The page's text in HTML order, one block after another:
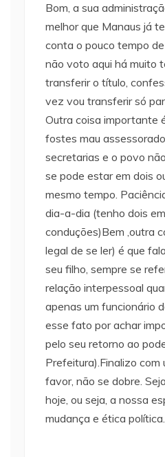
Bom, a sua
melhor que Manaus já
conta o pouco tempo
não voto aqui há muito
transferir o título,
vez vou transferir só
Outra coisa importante
fostes mau
secretarias e o povo
se pode estar em dois
mesmo tempo.
dia-a-dia (tenho dois
conduções)Bem ,outra
legal de se ler) é que
seu filho, sempre se
relação interpessoal
apenas um funcionário
esse fato por achar
pelo seu retorno ao
Prefeitura).Finalizo com
favor, não se dobre.
hoje, ou seja, a nossa
mudança e ética